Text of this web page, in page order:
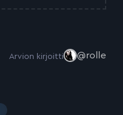
Arvion kirjoitti @rolle